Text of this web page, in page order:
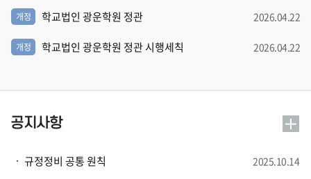
개정 학교법인 광운학원 정관 2026.04.22
개정 학교법인 광운학원 정관 시행세칙 2026.04.22
공지사항
규정정비 공통 원칙 2025.10.14